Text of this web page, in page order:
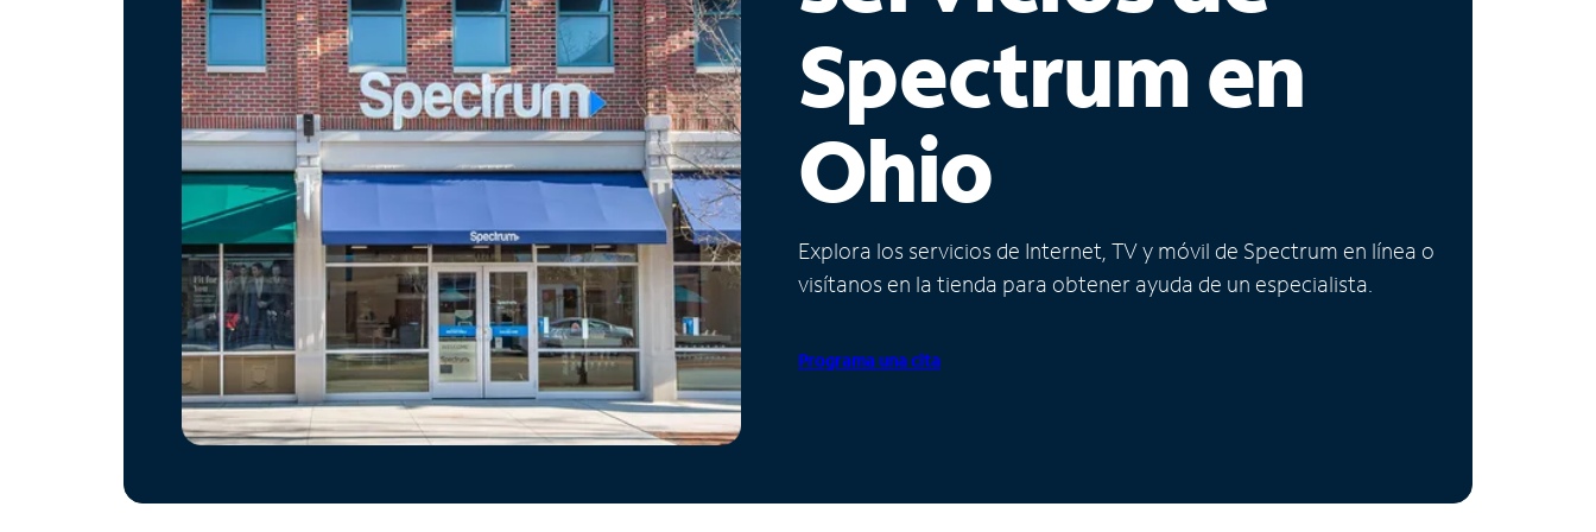
Spectrum en
Ohio
Explora los servicios de Internet, TV y móvil de Spectrum en línea o
visítanos en la tienda para obtener ayuda de un especialista.
Programa una cita